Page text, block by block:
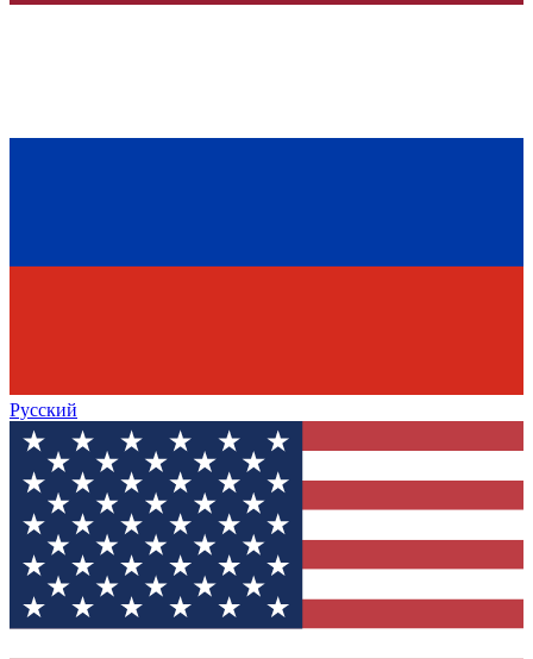
Русский